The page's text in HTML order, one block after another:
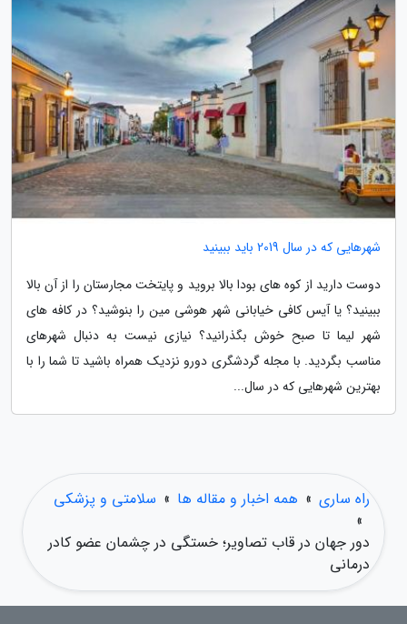
شهرهایی که در سال 2019 باید ببینید
دوست دارید از کوه های بودا بالا بروید و پایتخت مجارستان را از آن بالا
ببینید؟ یا آیس کافی خیابانی شهر هوشی مین را بنوشید؟ در کافه های
شهر لیما تا صبح خوش بگذرانید؟ نیازی نیست به دنبال شهرهای
مناسب بگردید. با مجله گردشگری دورو نزدیک همراه باشید تا شما را با
بهترین شهرهایی که در سال...
راه ساری » همه اخبار و مقاله ها » سلامتی و پزشکی
»
دور جهان در قاب تصاویر؛ خستگی در چشمان عضو کادر
درمانی